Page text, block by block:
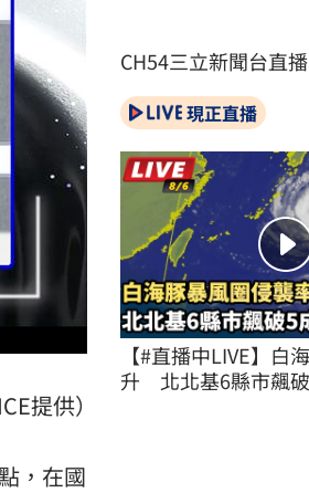
提供）
，在國
CH54三立新聞台直播
現正直播
【#直播中LIVE】白
升　北北基6縣市飆